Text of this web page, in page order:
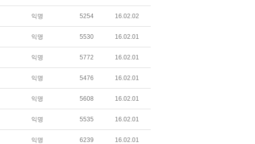
익명 5254 16.02.02
익명 5530 16.02.01
익명 5772 16.02.01
익명 5476 16.02.01
익명 5608 16.02.01
익명 5535 16.02.01
익명 6239 16.02.01